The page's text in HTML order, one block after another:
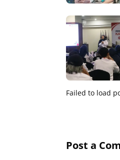
Failed to load
Post a